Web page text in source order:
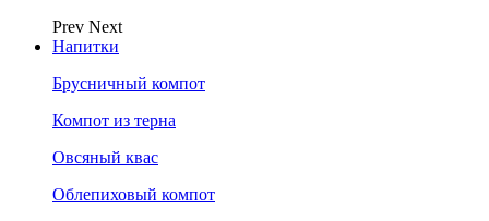
Prev Next
Напитки
Брусничный компот
Компот из терна
Овсяный квас
Облепиховый компот